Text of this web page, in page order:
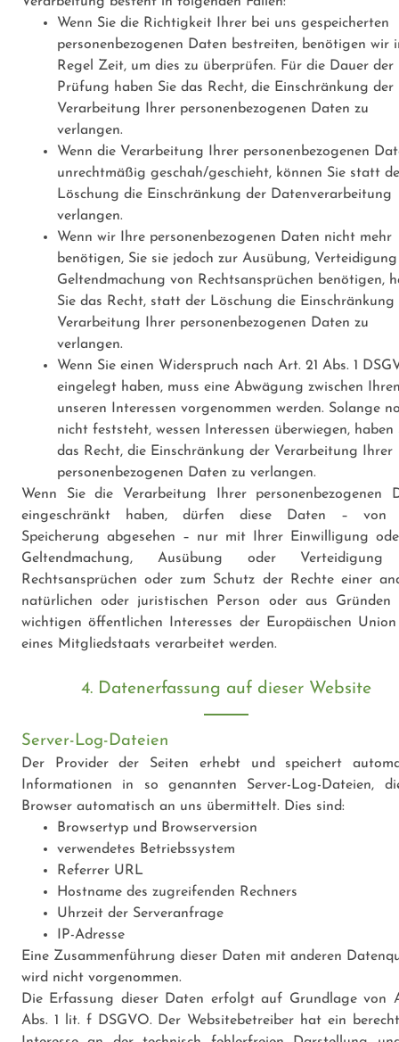
Wenn Sie die Richtigkeit Ihrer bei uns gespeicherten
personenbezogenen Daten bestreiten, benötigen wir
Regel Zeit, um dies zu überprüfen. Für die Dauer der
Prüfung haben Sie das Recht, die Einschränkung der
Verarbeitung Ihrer personenbezogenen Daten zu
verlangen.
Wenn die Verarbeitung Ihrer personenbezogenen
unrechtmäßig geschah/geschieht, können Sie statt
Löschung die Einschränkung der Datenverarbeitung
verlangen.
Wenn wir Ihre personenbezogenen Daten nicht mehr
benötigen, Sie sie jedoch zur Ausübung,
Geltendmachung von Rechtsansprüchen benötigen,
Sie das Recht, statt der Löschung die Einschränkung
Verarbeitung Ihrer personenbezogenen Daten zu
verlangen.
Wenn Sie einen Widerspruch nach Art. 21 Abs. 1
eingelegt haben, muss eine Abwägung zwischen
unseren Interessen vorgenommen werden. Solange
nicht feststeht, wessen Interessen überwiegen, haben
das Recht, die Einschränkung der Verarbeitung Ihrer
personenbezogenen Daten zu verlangen.
Wenn Sie die Verarbeitung Ihrer personenbezogenen
eingeschränkt haben, dürfen diese Daten – von
Speicherung abgesehen – nur mit Ihrer Einwilligung
Geltendmachung, Ausübung oder
Rechtsansprüchen oder zum Schutz der Rechte einer
natürlichen oder juristischen Person oder aus Gründen
wichtigen öffentlichen Interesses der Europäischen
eines Mitgliedstaats verarbeitet werden.
4. Datenerfassung auf dieser Website
Server-Log-Dateien
Der Provider der Seiten erhebt und speichert
Informationen in so genannten Server-Log-Dateien,
Browser automatisch an uns übermittelt. Dies sind:
Browsertyp und Browserversion
verwendetes Betriebssystem
Referrer URL
Hostname des zugreifenden Rechners
Uhrzeit der Serveranfrage
IP-Adresse
Eine Zusammenführung dieser Daten mit anderen
wird nicht vorgenommen.
Die Erfassung dieser Daten erfolgt auf Grundlage von
Abs. 1 lit. f DSGVO. Der Websitebetreiber hat ein